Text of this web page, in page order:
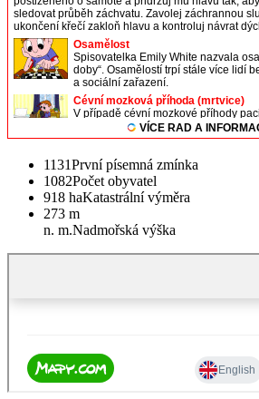
1131První písemná zmínka
1082Počet obyvatel
918 haKatastrální výměra
273 m
n. m.Nadmořská výška